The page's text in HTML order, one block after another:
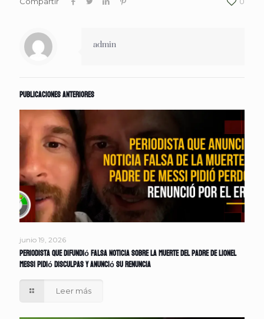
admin
Publicaciones anteriores
junio 19, 2026
Periodista que difundió falsa noticia sobre la muerte del padre de Lionel
Messi pidió disculpas y anunció su renuncia
Leer más